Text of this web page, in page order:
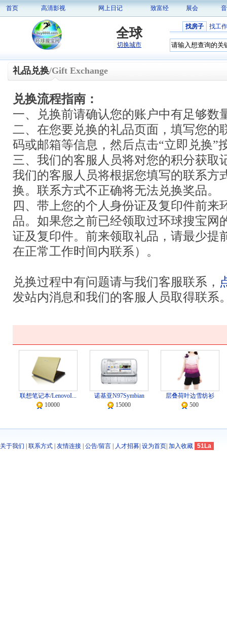
首页 高清影视 网上日记 致富经 展会
全球
切换城市
找房子 找工作
礼品兑换/Gift Exchange
兑换流程指南：
一、兑换前请确认您的账户中有足够数
二、在您要兑换的礼品页面，填写您的
码或邮箱等信息，然后点击“立即兑换”
三、我们的客服人员将对您的积分获取
我们的客服人员将根据您填写的联系方
换。联系方式不正确将无法兑换奖品。
四、带上您的个人身份证及复印件前来
品。如果您之前已经领取过环球搜宝网
证及复印件。前来领取礼品，请最少提
在正常工作时间内联系）。
兑换过程中有问题请与我们客服联系，
发站内消息和我们的客服人员取得联系
联想笔记本/LenovoI...
10000
诺基亚N97Symbian
15000
层叠荷叶边雪纺衫
500
关于我们 联系方式 友情连接 公告/留言 人才招募 设为首页 加入收藏 51La